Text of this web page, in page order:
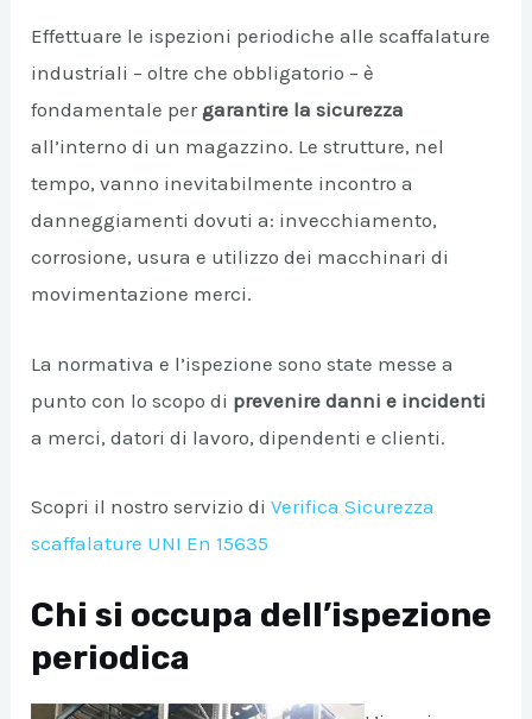
Effettuare le ispezioni periodiche alle scaffalature
industriali – oltre che obbligatorio – è
fondamentale pergarantire la sicurezza
all’interno di un magazzino. Le strutture, nel
tempo, vanno inevitabilmente incontro a
danneggiamenti dovuti a: invecchiamento,
corrosione, usura e utilizzo dei macchinari di
movimentazione merci.
La normativa e l’ispezione sono state messe a
punto con lo scopo di prevenire danni e incidenti
a merci, datori di lavoro, dipendenti e clienti.
Scopri il nostro servizio diVerifica Sicurezza
scaffalature UNI En 15635
Chi si occupa dell’ispezione
periodica